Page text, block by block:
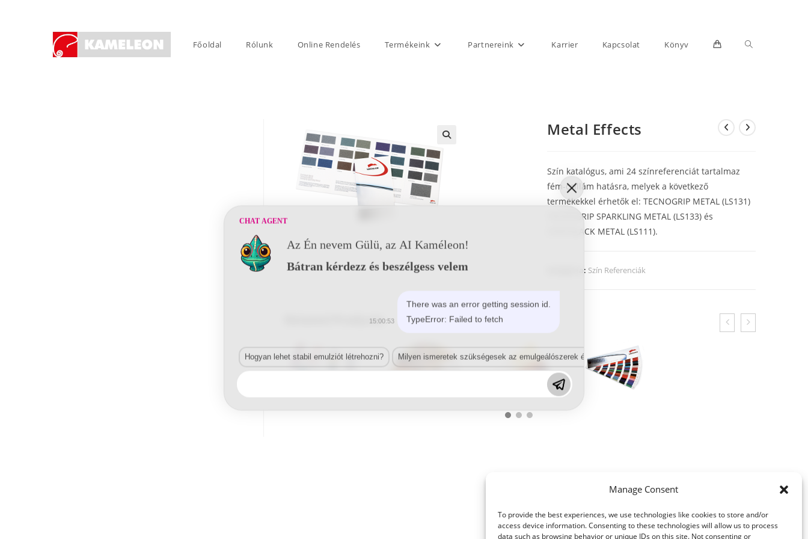
Manage Consent
To provide the best experiences, we use technologies like cookies to store and/or
access device information. Consenting to these technologies will allow us to process
data such as browsing behavior or unique IDs on this site. Not consenting or
Főoldal Rólunk Online Rendelés Termékeink Partnereink Karrier Kapcsolat Könyv Toggle
website
Metal Effects
Szín katalógus, ami 24 színreferenciát tartalmaz
fém-csillám hatásra, melyek a következő
termékekkel érhetők el: TECNOGRIP METAL (LS131)
TECNOGRIP SPARKLING METAL (LS133) és
SYNTOLACK METAL (LS111).
Kategória: Szín Referenciák
Related Products
© 2021 Kaméleon Hungary Kft. Minden jog fenntartva. All rights reserved.
CHAT AGENT
Az Én nevem Gülü, az AI Kaméleon!
Bátran kérdezz és beszélgess velem
There was an error getting session id.
TypeError: Failed to fetch
15:00:53
Hogyan lehet stabil emulziót létrehozni? Milyen ismeretek szükségesek az emulgeálószerek és diszpergálószerek terén?